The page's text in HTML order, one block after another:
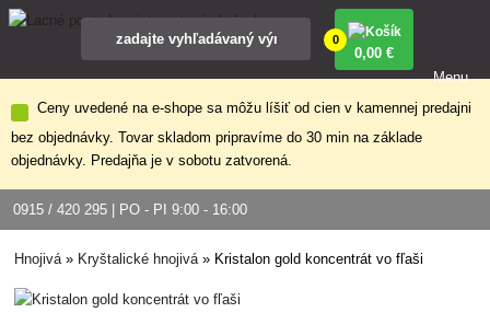
Ceny uvedené na e-shope sa môžu líšiť od cien v kamennej predajni
bez objednávky. Tovar skladom pripravíme do 30 min na základe
objednávky. Predajňa je v sobotu zatvorená.
0915 / 420 295 | PO - PI 9:00 - 16:00
0
0,00 €
Menu
Hnojivá» Kryštalické hnojivá» Kristalon gold koncentrát vo fľaši